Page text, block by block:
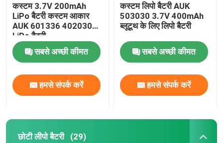
कस्टम 3.7V 200mAh
LiPo बैटरी कस्टम आकार
AUK 601336 402030
LiPo बैटरी
सबसे अच्छी कीमत
हमसे संपर्क करें
कस्टम लिपो बैटरी AUK
503030 3.7V 400mAh
ब्लूटूथ के लिए लिपो बैटरी
सबसे अच्छी कीमत
हमसे संपर्क करें
छोटी लीपो बैटरी (29)